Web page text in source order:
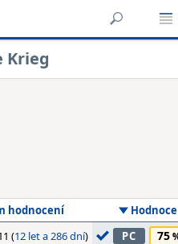
Krieg
hodnocení
(12 let a 286 dní) PC 75